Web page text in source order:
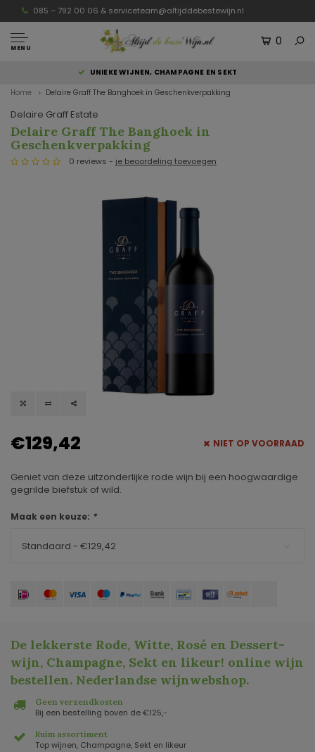
085 – 792 00 06 & serviceteam@altijddebestewijn.nl
MENU
0
UNIEKE WIJNEN, CHAMPAGNE EN SEKT
Home Delaire Graff The Banghoek in Geschenkverpakking
Delaire Graff Estate
Delaire Graff The Banghoek in
Geschenkverpakking
0 reviews - je beoordeling toevoegen
€129,42 NIET OP VOORRAAD
Geniet van deze uitzonderlijke rode wijn bij een hoogwaardige
gegrilde biefstuk of wild.
Maak een keuze: *
Standaard - €129,42
De lekkerste Rode, Witte, Rosé en Dessert-
wijn, Champagne, Sekt en likeur! online wijn
bestellen. Nederlandse wijnwebshop.
Geen verzendkosten
Bij een bestelling boven de €125,-
Ruim assortiment
Top wijnen, Champagne, Sekt en likeur